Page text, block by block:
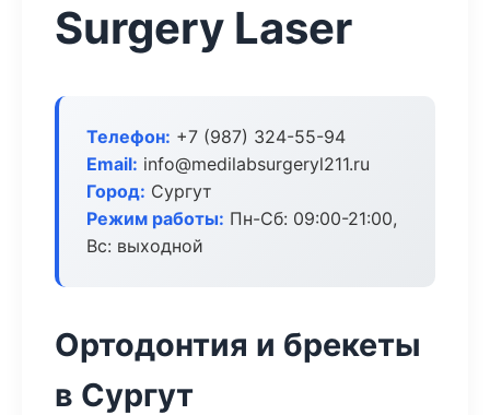
Surgery Laser
Телефон: +7 (987) 324-55-94
Email: info@medilabsurgeryl211.ru
Город: Сургут
Режим работы: Пн-Сб: 09:00-21:00,
Вс: выходной
Ортодонтия и брекеты
в Сургут